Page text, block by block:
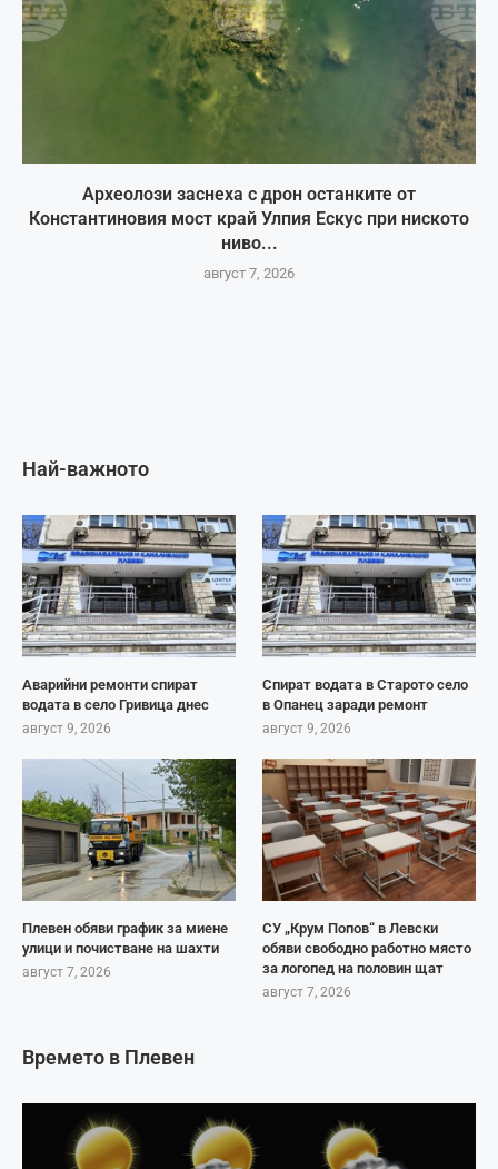
Археолози заснеха с дрон останките от
Константиновия мост край Улпия Ескус при ниското
ниво...
август 7, 2026
Най-важното
Аварийни ремонти спират
водата в село Гривица днес
август 9, 2026
Спират водата в Старото село
в Опанец заради ремонт
август 9, 2026
Плевен обяви график за миене
улици и почистване на шахти
август 7, 2026
СУ „Крум Попов“ в Левски
обяви свободно работно място
за логопед на половин щат
август 7, 2026
Времето в Плевен